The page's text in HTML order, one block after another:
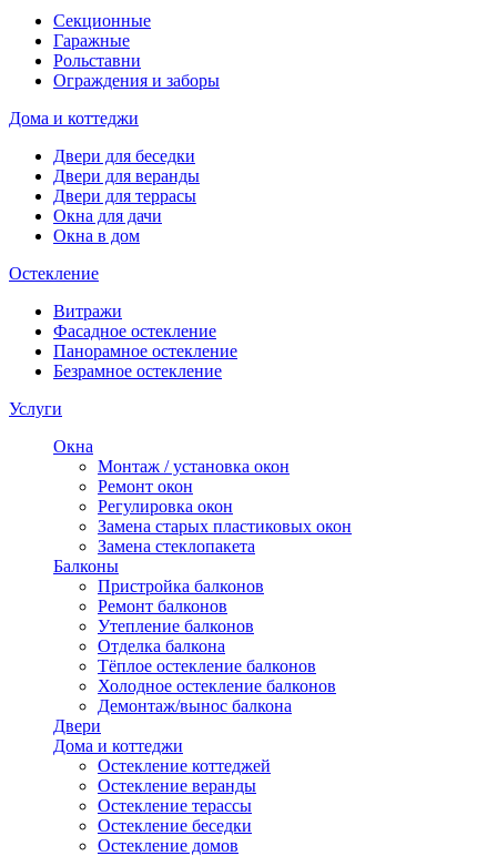
Секционные
Гаражные
Рольставни
Ограждения и заборы
Дома и коттеджи
Двери для беседки
Двери для веранды
Двери для террасы
Окна для дачи
Окна в дом
Остекление
Витражи
Фасадное остекление
Панорамное остекление
Безрамное остекление
Услуги
Окна
Монтаж / установка окон
Ремонт окон
Регулировка окон
Замена старых пластиковых окон
Замена стеклопакета
Балконы
Пристройка балконов
Ремонт балконов
Утепление балконов
Отделка балкона
Тёплое остекление балконов
Холодное остекление балконов
Демонтаж/вынос балкона
Двери
Дома и коттеджи
Остекление коттеджей
Остекление веранды
Остекление терассы
Остекление беседки
Остекление домов